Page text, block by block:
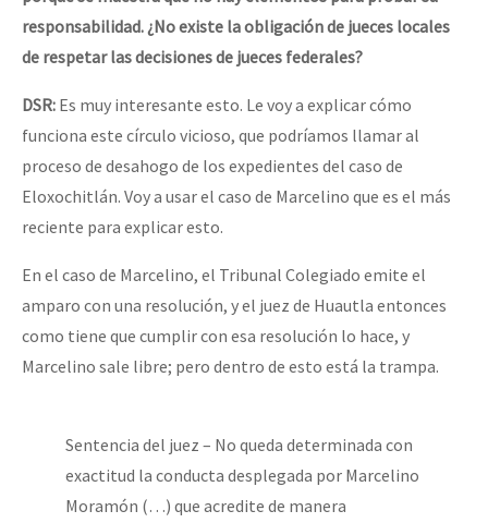
responsabilidad. ¿No existe la obligación de jueces locales
de respetar las decisiones de jueces federales?
DSR: Es muy interesante esto. Le voy a explicar cómo
funciona este círculo vicioso, que podríamos llamar al
proceso de desahogo de los expedientes del caso de
Eloxochitlán. Voy a usar el caso de Marcelino que es el más
reciente para explicar esto.
En el caso de Marcelino, el Tribunal Colegiado emite el
amparo con una resolución, y el juez de Huautla entonces
como tiene que cumplir con esa resolución lo hace, y
Marcelino sale libre; pero dentro de esto está la trampa.
Sentencia del juez – No queda determinada con
exactitud la conducta desplegada por Marcelino
Moramón (…) que acredite de manera